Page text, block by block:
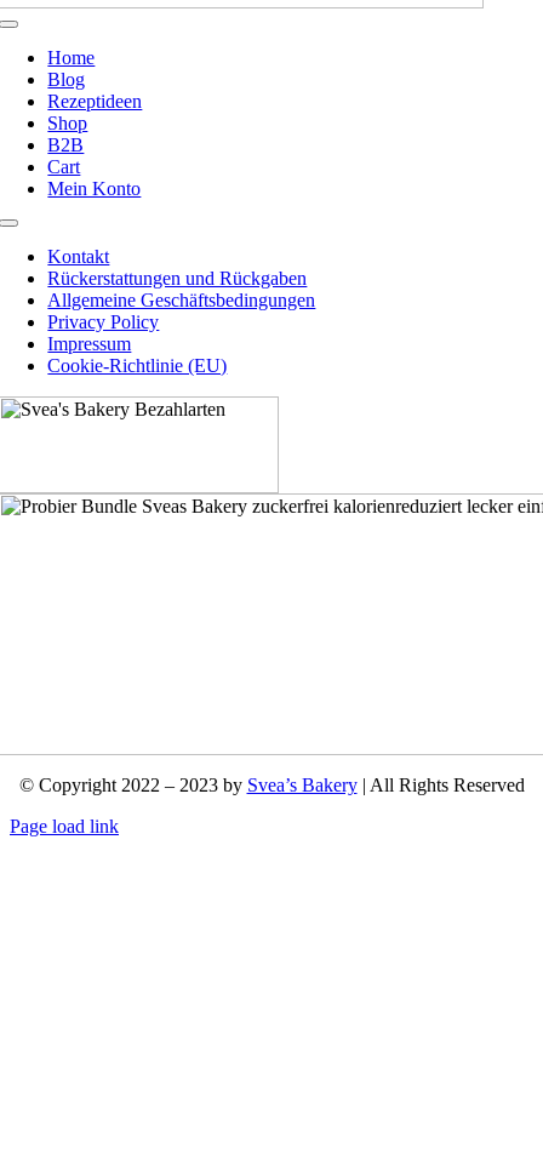
Toggle
Navigation
Home
Blog
Rezeptideen
Shop
B2B
Cart
Mein Konto
Toggle
Navigation
Kontakt
Rückerstattungen und Rückgaben
Allgemeine Geschäftsbedingungen
Privacy Policy
Impressum
Cookie-Richtlinie (EU)
© Copyright 2022 – 2023 by Svea’s Bakery| All Rights Reserved
Page load link